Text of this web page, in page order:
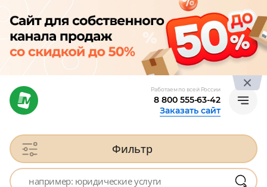
Работаем по всей России
8 800 555-63-42
Заказать сайт
Фильтр